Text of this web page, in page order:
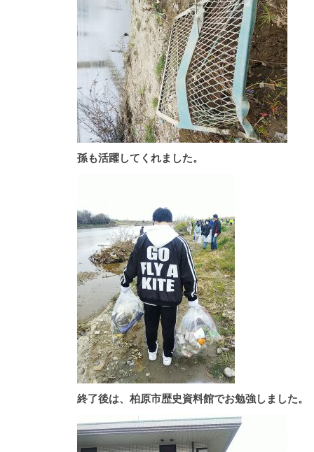
孫も活躍してくれました。
終了後は、柏原市歴史資料館でお勉強しました。